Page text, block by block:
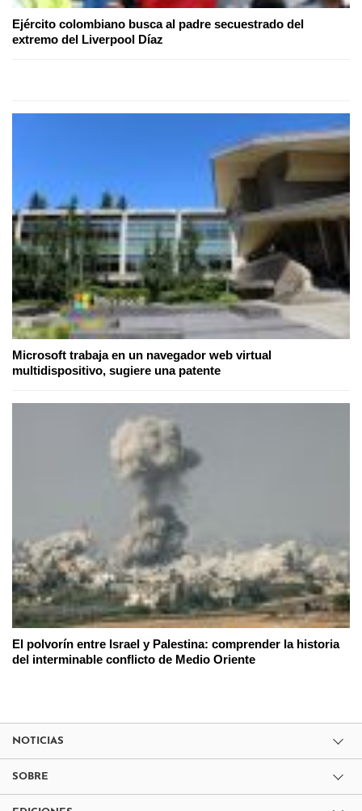
Ejército colombiano busca al padre secuestrado del
extremo del Liverpool Díaz
Microsoft trabaja en un navegador web virtual
multidispositivo, sugiere una patente
El polvorín entre Israel y Palestina: comprender la historia
del interminable conflicto de Medio Oriente
NOTICIAS
SOBRE